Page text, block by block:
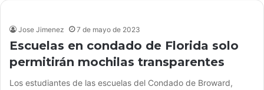
Jose Jimenez 7 de mayo de 2023
Escuelas en condado de Florida solo
permitirán mochilas transparentes
Los estudiantes de las escuelas del Condado de Broward,